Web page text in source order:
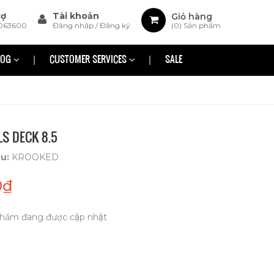
Giỏ hàng
(0) Sản phẩm
Tài khoản
Đăng nhập /Đăng ký
CUSTOMER SERVICES SALE
DECK 8.5
KROOKED
đang được cập nhật